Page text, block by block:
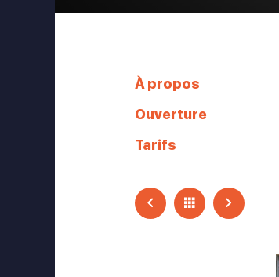
À propos
Ouverture
Tarifs